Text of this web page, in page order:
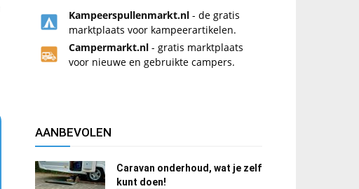
Kampeerspullenmarkt.nl - de gratis
marktplaats voor kampeerartikelen.
Campermarkt.nl - gratis marktplaats
voor nieuwe en gebruikte campers.
AANBEVOLEN
Caravan onderhoud, wat je zelf
kunt doen!